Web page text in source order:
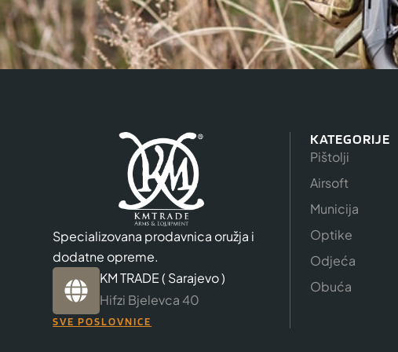
Specializovana prodavnica oružja i
dodatne opreme.
KM TRADE ( Sarajevo )
Hifzi Bjelevca 40
SVE POSLOVNICE
KATEGORIJE
Pištolji
Airsoft
Municija
Optike
Odjeća
Obuća